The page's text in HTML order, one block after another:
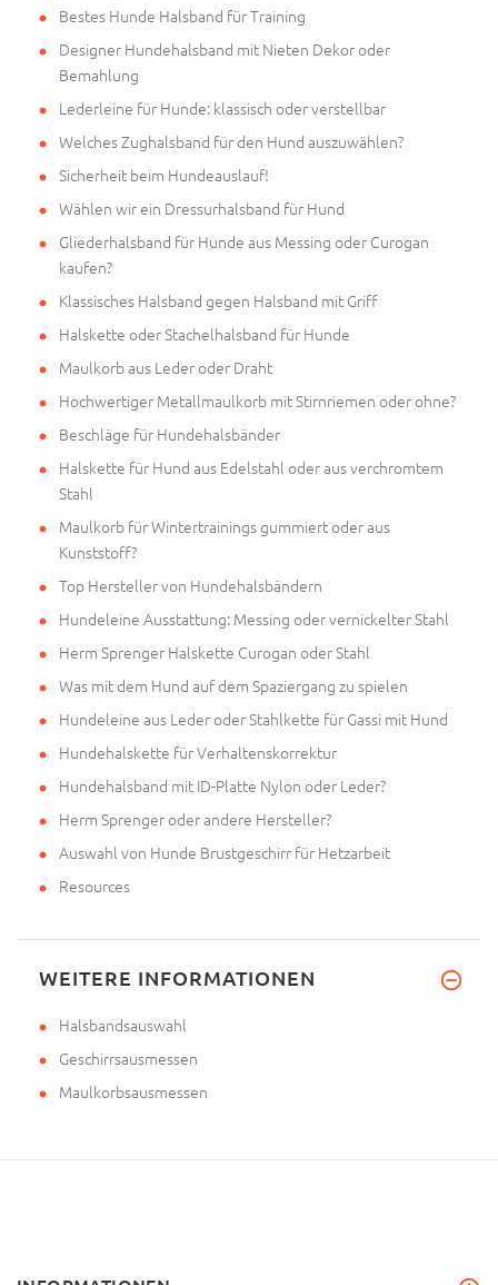
Bestes Hunde Halsband für Training
Designer Hundehalsband mit Nieten Dekor oder
Bemahlung
Lederleine für Hunde: klassisch oder verstellbar
Welches Zughalsband für den Hund auszuwählen?
Sicherheit beim Hundeauslauf!
Wählen wir ein Dressurhalsband für Hund
Gliederhalsband für Hunde aus Messing oder Curogan
kaufen?
Klassisches Halsband gegen Halsband mit Griff
Halskette oder Stachelhalsband für Hunde
Maulkorb aus Leder oder Draht
Hochwertiger Metallmaulkorb mit Stirnriemen oder ohne?
Beschläge für Hundehalsbänder
Halskette für Hund aus Edelstahl oder aus verchromtem
Stahl
Maulkorb für Wintertrainings gummiert oder aus
Kunststoff?
Top Hersteller von Hundehalsbändern
Hundeleine Ausstattung: Messing oder vernickelter Stahl
Herm Sprenger Halskette Curogan oder Stahl
Was mit dem Hund auf dem Spaziergang zu spielen
Hundeleine aus Leder oder Stahlkette für Gassi mit Hund
Hundehalskette für Verhaltenskorrektur
Hundehalsband mit ID-Platte Nylon oder Leder?
Herm Sprenger oder andere Hersteller?
Auswahl von Hunde Brustgeschirr für Hetzarbeit
Resources
WEITERE INFORMATIONEN
Halsbandsauswahl
Geschirrsausmessen
Maulkorbsausmessen